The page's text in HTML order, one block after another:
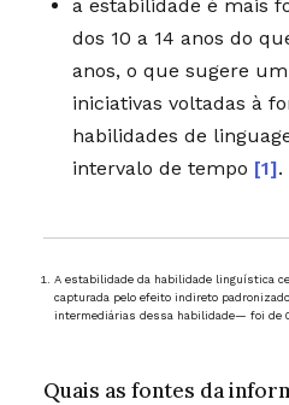
a estabilidade é mais
dos 10 a 14 anos do
anos, o que sugere
iniciativas voltadas à
habilidades de
intervalo de tempo [1].
A estabilidade da habilidade linguística
capturada pelo efeito indireto
intermediárias dessa habilidade— foi de
Quais as fontes da